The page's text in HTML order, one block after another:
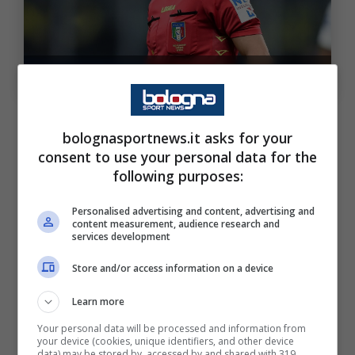
Le parole di Calvarese
condotta violenta
Reazione di
confronti di
lontano: Ayroldi (che
bolognasportnews.it asks for your
consent to use your personal data for the
following purposes:
Personalised advertising and content, advertising and
content measurement, audience research and
services development
Store and/or access information on a device
Learn more
Your personal data will be processed and information from
your device (cookies, unique identifiers, and other device